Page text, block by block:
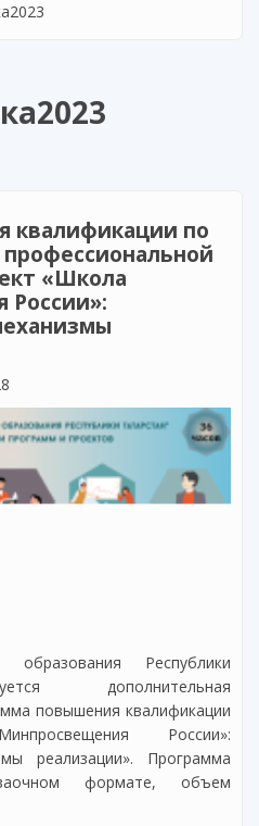
квалификации по
«Школа
образования Республики
дополнительная
повышения квалификации
России»:
реализации». Программа
формате, объем